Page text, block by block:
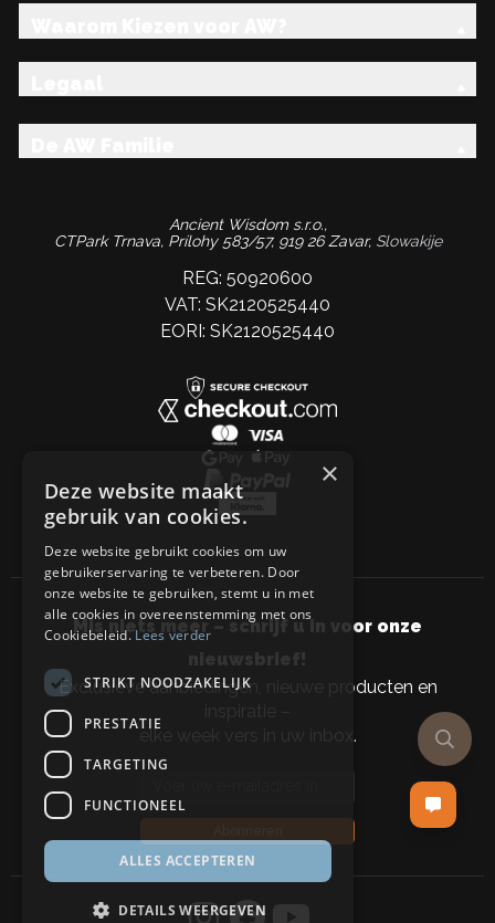
Ancient Wisdom s.r.o.,
CTPark Trnava, Prílohy 583/57, 919 26 Zavar, Slowakije
REG: 50920600
VAT: SK2120525440
EORI: SK2120525440
Mis niets meer – schrijf u in voor onze
nieuwsbrief!
Exclusieve aanbiedingen, nieuwe producten en
inspiratie –
elke week vers in uw inbox.
×
Deze website maakt
gebruik van cookies.
Deze website gebruikt cookies om uw
gebruikerservaring te verbeteren. Door
onze website te gebruiken, stemt u in met
alle cookies in overeenstemming met ons
Cookiebeleid.Lees verder
STRIKT NOODZAKELIJK
PRESTATIE
TARGETING
FUNCTIONEEL
ALLES ACCEPTEREN
DETAILS WEERGEVEN